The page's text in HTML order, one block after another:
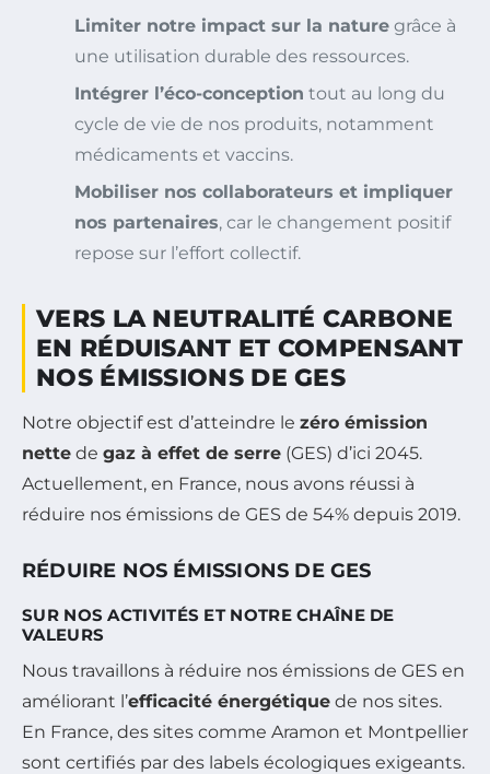
Limiter notre impact sur la nature grâce à
une utilisation durable des ressources.
Intégrer l’éco-conception tout au long du
cycle de vie de nos produits, notamment
médicaments et vaccins.
Mobiliser nos collaborateurs et impliquer
nos partenaires, car le changement positif
repose sur l’effort collectif.
VERS LA NEUTRALITÉ CARBONE
EN RÉDUISANT ET COMPENSANT
NOS ÉMISSIONS DE GES
Notre objectif est d’atteindre le zéro émission
nette de gaz à effet de serre (GES) d’ici 2045.
Actuellement, en France, nous avons réussi à
réduire nos émissions de GES de 54% depuis 2019.
RÉDUIRE NOS ÉMISSIONS DE GES
SUR NOS ACTIVITÉS ET NOTRE CHAÎNE DE
VALEURS
Nous travaillons à réduire nos émissions de GES en
améliorant l’efficacité énergétique de nos sites.
En France, des sites comme Aramon et Montpellier
sont certifiés par des labels écologiques exigeants.